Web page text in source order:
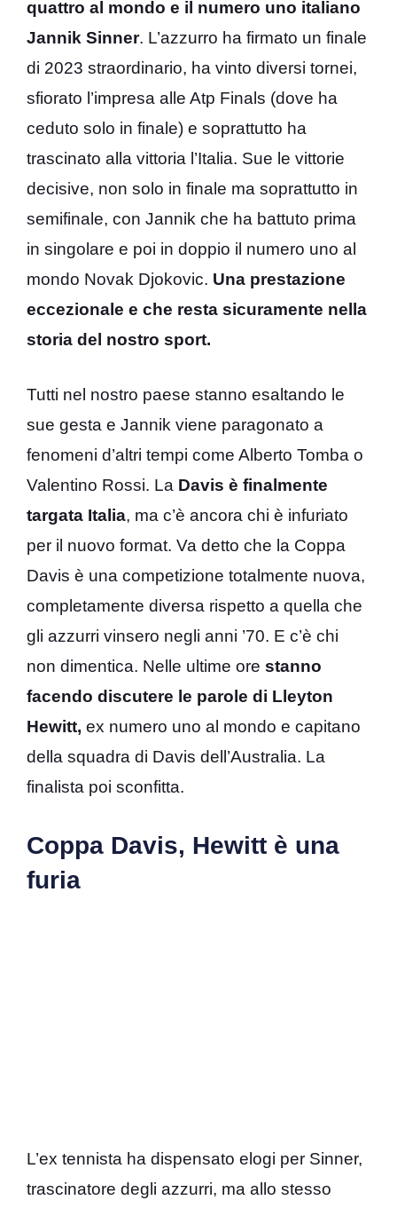
quattro al mondo e il numero uno italiano
Jannik Sinner. L’azzurro ha firmato un finale
di 2023 straordinario, ha vinto diversi tornei,
sfiorato l’impresa alle Atp Finals (dove ha
ceduto solo in finale) e soprattutto ha
trascinato alla vittoria l’Italia. Sue le vittorie
decisive, non solo in finale ma soprattutto in
semifinale, con Jannik che ha battuto prima
in singolare e poi in doppio il numero uno al
mondo Novak Djokovic. Una prestazione
eccezionale e che resta sicuramente nella
storia del nostro sport.
Tutti nel nostro paese stanno esaltando le
sue gesta e Jannik viene paragonato a
fenomeni d’altri tempi come Alberto Tomba o
Valentino Rossi. La Davis è finalmente
targata Italia, ma c’è ancora chi è infuriato
per il nuovo format. Va detto che la Coppa
Davis è una competizione totalmente nuova,
completamente diversa rispetto a quella che
gli azzurri vinsero negli anni ’70. E c’è chi
non dimentica. Nelle ultime ore stanno
facendo discutere le parole di Lleyton
Hewitt, ex numero uno al mondo e capitano
della squadra di Davis dell’Australia. La
finalista poi sconfitta.
Coppa Davis, Hewitt è una
furia
L’ex tennista ha dispensato elogi per Sinner,
trascinatore degli azzurri, ma allo stesso